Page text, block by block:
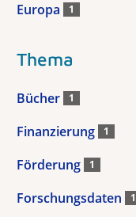
Europa 1
Thema
Bücher 1
Finanzierung 1
Förderung 1
Forschungsdaten 1